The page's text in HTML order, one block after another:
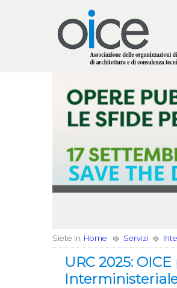
Siete in Home Servizi
URC 2025: